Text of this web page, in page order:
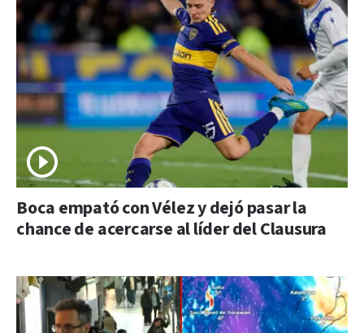
Boca empató con Vélez y dejó pasar la
chance de acercarse al líder del Clausura